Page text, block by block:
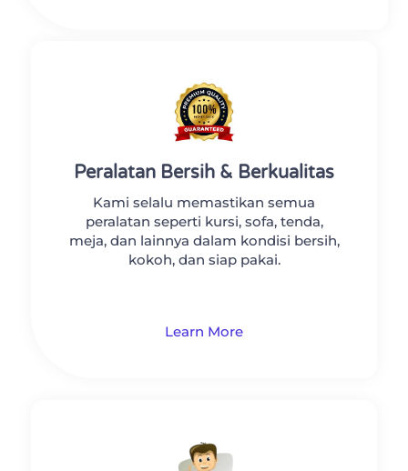
Peralatan Bersih & Berkualitas
Kami selalu memastikan semua
peralatan seperti kursi, sofa, tenda,
meja, dan lainnya dalam kondisi bersih,
kokoh, dan siap pakai.
Learn More